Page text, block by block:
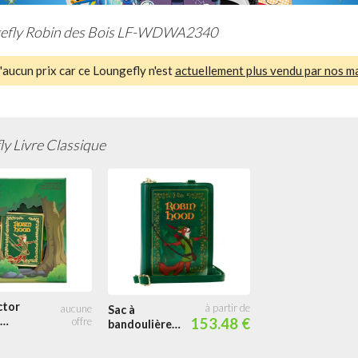
Robin des Bois LF-WDWA2340
prix car ce Loungefly n'estactuellement plus vendu par nos
Livre Classique
Sac à
bandoulière
153.48 €